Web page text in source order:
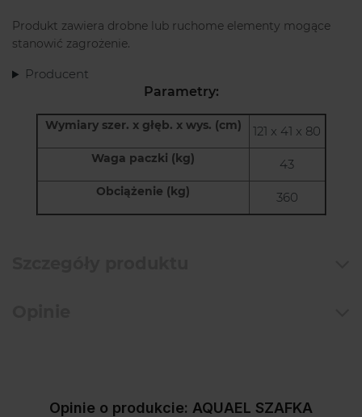
Produkt zawiera drobne lub ruchome elementy mogące
stanowić zagrożenie.
Producent
Parametry:
Wymiary szer. x głęb. x wys. (cm) 121 x 41 x 80
Waga paczki (kg) 43
Obciążenie (kg) 360
Opinie o produkcie: AQUAEL SZAFKA